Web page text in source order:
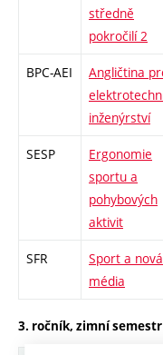
středně
pokročilí 2
BPC-AEI
Angličtina
inženýrství
SESP
Ergonomie
sportu a
pohybových
aktivit
SFR
Sport a nová
média
3. ročník, zimní semestr